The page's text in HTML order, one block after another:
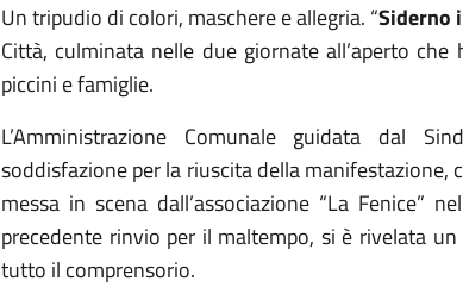
Un tripudio di colori, maschere e allegria. “Siderno
Città, culminata nelle due giornate all’aperto
piccini e famiglie.
L’Amministrazione Comunale guidata dal
soddisfazione per la riuscita della manifestazione,
messa in scena dall’associazione “La Fenice”
precedente rinvio per il maltempo, si è rivelata
tutto il comprensorio.